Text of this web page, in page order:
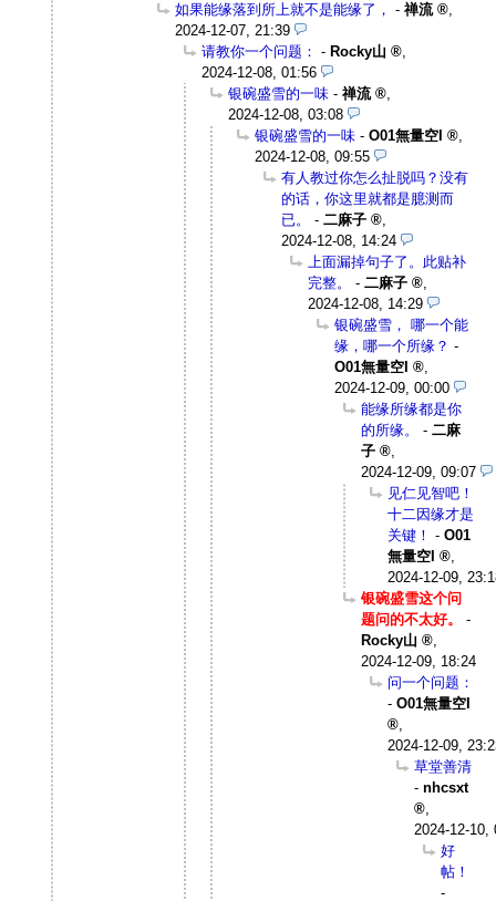
如果能缘落到所上就不是能缘了， - 禅流
,
2024-12-07, 21:39
请教你一个问题： - Rocky山
,
2024-12-08, 01:56
银碗盛雪的一味 - 禅流
,
2024-12-08, 03:08
银碗盛雪的一味 - O01無量空I
,
2024-12-08, 09:55
有人教过你怎么扯脱吗？没有
的话，你这里就都是臆测而
已。
- 二麻子
,
2024-12-08, 14:24
上面漏掉句子了。此贴补
完整。
- 二麻子
,
2024-12-08, 14:29
银碗盛雪， 哪一个能
缘，哪一个所缘？ -
O01無量空I
,
2024-12-09, 00:00
能缘所缘都是你
的所缘。
- 二麻
子
,
2024-12-09, 09:07
见仁见智吧！
十二因缘才是
关键！ - O01
無量空I
,
2024-12-09,
银碗盛雪这个问
题问的不太好。
-
Rocky山
,
2024-12-09, 18:24
问一个问题：
- O01無量空I
,
2024-12-09,
草堂善清
- nhcsxt
,
2024-12-10,
好
帖！
-